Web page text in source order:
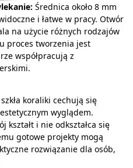
Średnica około 8 mm
i łatwe w pracy. Otwór
na użycie różnych rodzajów
proces tworzenia jest
współpracują z
koraliki cechują się
wyglądem.
kształt i nie odkształca się
gotowe projekty mogą
rozwiązanie dla osób,